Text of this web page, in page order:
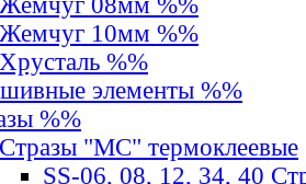
Жемчуг 10мм %%
Хрусталь %%
элементы %%
%%
Стразы "MС" термоклеевые
SS-06, 08, 12, 34, 40